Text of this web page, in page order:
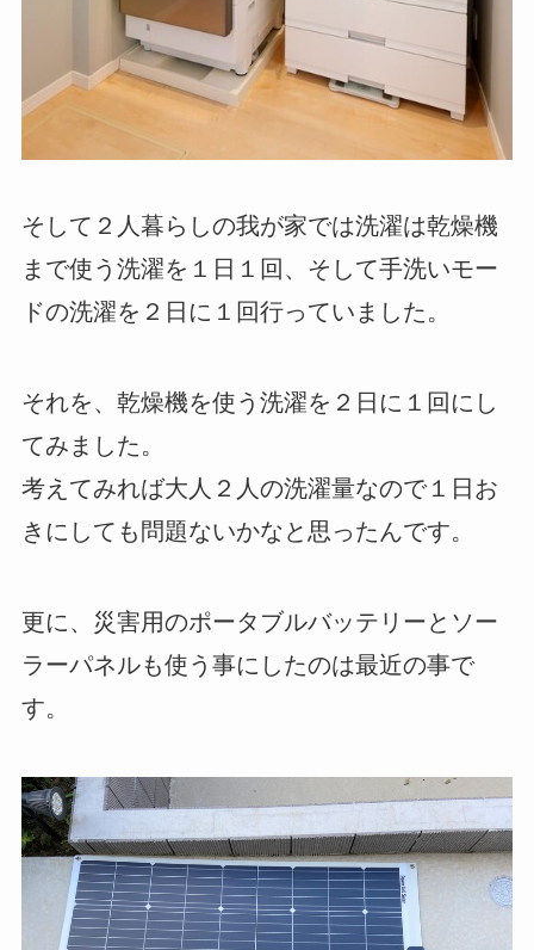
そして２人暮らしの我が家では洗濯は乾燥機
まで使う洗濯を１日１回、そして手洗いモー
ドの洗濯を２日に１回行っていました。
それを、乾燥機を使う洗濯を２日に１回にし
てみました。
考えてみれば大人２人の洗濯量なので１日お
きにしても問題ないかなと思ったんです。
更に、災害用のポータブルバッテリーとソー
ラーパネルも使う事にしたのは最近の事で
す。